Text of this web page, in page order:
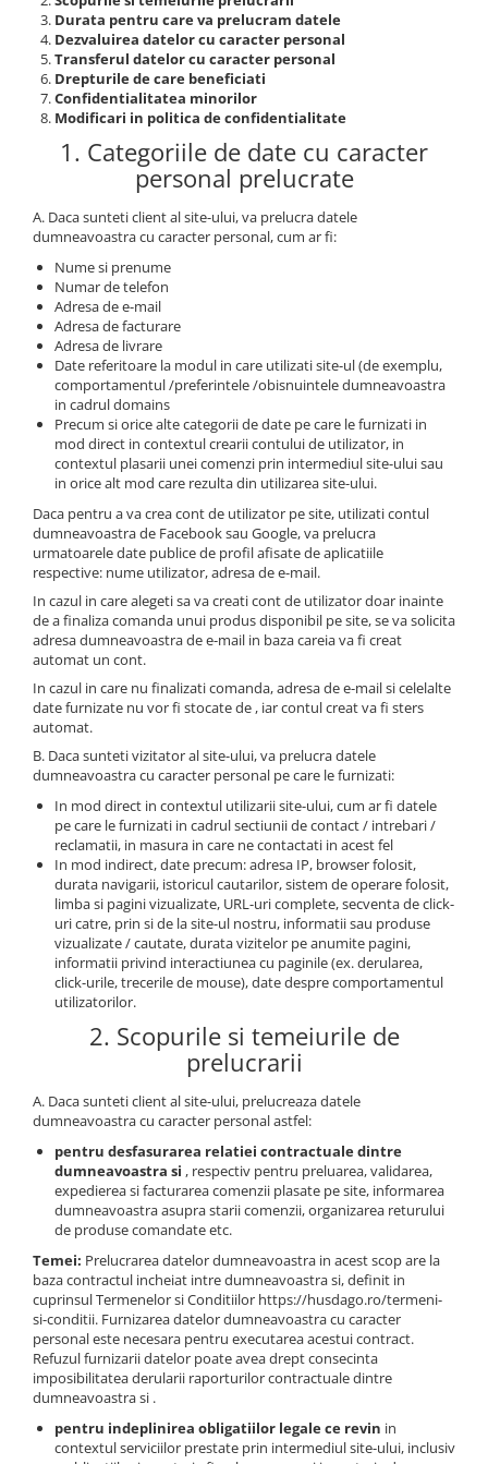
Jachete / Bluze salopeta
Pantaloni de lucru cu pieptar
Pantaloni de lucru in talie
Pelerine de ploaie
Sepci
Tricouri clasice
Iarna
Bluze / Hanorace / Camasi
Esarfe / Fesuri / Cagule / Sepci de
iarna
Fleece-uri
Indispensabili
Jachete / Bluze salopeta
Pantaloni de lucru cu pieptar
Pantaloni de lucru in talie
Tricouri clasice
Veste de lucru
Impermeabila
Combinezoane de lucru
impermeabile
Costume de ploaie impermeabile
Jachete / Bluze salopeta
Pantaloni impermeabili
Pelerine de ploaie
Industria alimentara
Manecute
Pantaloni de lucru
Sorturi impermeabile
Pantaloni de lucru in talie
Pentru sudura
Jachete pentru sudura
Pantaloni de protectie
Sorturi
Pentru copii
Pantaloni de lucru cu pieptar
Veste de lucru
Pentru femei
Bluze pentru femei
Fleece-uri
Halate
Pantaloni de lucru cu pieptar
Pantaloni de lucru in talie
Tricouri polo
Veste de lucru
Slapi/Papuci/Sandale de vara
Incaltaminte impermeabila
Accesorii
Manusi de unica folosinta
Manusi textile
Dispozitive de salvare de la
inaltime
Trapezi cu troliu
Casti profesionale
Durata pentru care va prelucram datele
Dezvaluirea datelor cu caracter personal
Transferul datelor cu caracter personal
Drepturile de care beneficiati
Confidentialitatea minorilor
Modificari in politica de confidentialitate
1. Categoriile de date cu caracter
personal prelucrate
A. Daca sunteti client al site-ului, va prelucra datele
dumneavoastra cu caracter personal, cum ar fi:
Nume si prenume
Numar de telefon
Adresa de e-mail
Adresa de facturare
Adresa de livrare
Date referitoare la modul in care utilizati site-ul (de exemplu,
comportamentul /preferintele /obisnuintele dumneavoastra
in cadrul domains
Precum si orice alte categorii de date pe care le furnizati in
mod direct in contextul crearii contului de utilizator, in
contextul plasarii unei comenzi prin intermediul site-ului sau
in orice alt mod care rezulta din utilizarea site-ului.
Daca pentru a va crea cont de utilizator pe site, utilizati contul
dumneavoastra de Facebook sau Google, va prelucra
urmatoarele date publice de profil afisate de aplicatiile
respective: nume utilizator, adresa de e-mail.
In cazul in care alegeti sa va creati cont de utilizator doar inainte
de a finaliza comanda unui produs disponibil pe site, se va solicita
adresa dumneavoastra de e-mail in baza careia va fi creat
automat un cont.
In cazul in care nu finalizati comanda, adresa de e-mail si celelalte
date furnizate nu vor fi stocate de , iar contul creat va fi sters
automat.
B. Daca sunteti vizitator al site-ului, va prelucra datele
dumneavoastra cu caracter personal pe care le furnizati:
In mod direct in contextul utilizarii site-ului, cum ar fi datele
pe care le furnizati in cadrul sectiunii de contact / intrebari /
reclamatii, in masura in care ne contactati in acest fel
In mod indirect, date precum: adresa IP, browser folosit,
durata navigarii, istoricul cautarilor, sistem de operare folosit,
limba si pagini vizualizate, URL-uri complete, secventa de click-
uri catre, prin si de la site-ul nostru, informatii sau produse
vizualizate / cautate, durata vizitelor pe anumite pagini,
informatii privind interactiunea cu paginile (ex. derularea,
click-urile, trecerile de mouse), date despre comportamentul
utilizatorilor.
2. Scopurile si temeiurile de
prelucrarii
A. Daca sunteti client al site-ului, prelucreaza datele
dumneavoastra cu caracter personal astfel:
pentru desfasurarea relatiei contractuale dintre
dumneavoastra si , respectiv pentru preluarea, validarea,
expedierea si facturarea comenzii plasate pe site, informarea
dumneavoastra asupra starii comenzii, organizarea returului
de produse comandate etc.
Temei: Prelucrarea datelor dumneavoastra in acest scop are la
baza contractul incheiat intre dumneavoastra si, definit in
cuprinsul Termenelor si Conditiilor https://husdago.ro/termeni-
si-conditii. Furnizarea datelor dumneavoastra cu caracter
personal este necesara pentru executarea acestui contract.
Refuzul furnizarii datelor poate avea drept consecinta
imposibilitatea derularii raporturilor contractuale dintre
dumneavoastra si .
pentru indeplinirea obligatiilor legale ce revin in
contextul serviciilor prestate prin intermediul site-ului, inclusiv